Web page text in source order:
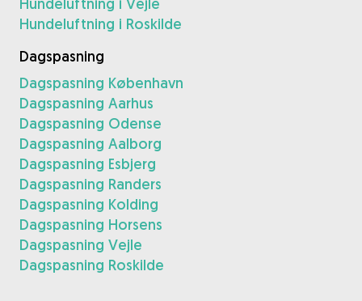
Hundeluftning i Roskilde
Dagspasning
Dagspasning København
Dagspasning Aarhus
Dagspasning Odense
Dagspasning Aalborg
Dagspasning Esbjerg
Dagspasning Randers
Dagspasning Kolding
Dagspasning Horsens
Dagspasning Vejle
Dagspasning Roskilde